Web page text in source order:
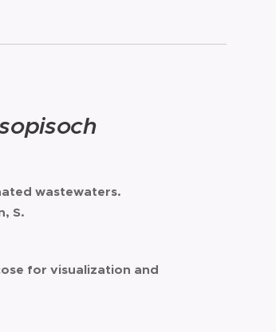
wastewaters.
S.
for visualization and